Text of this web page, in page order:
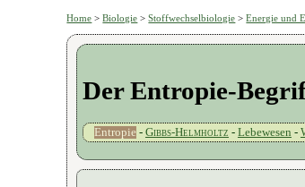
Home >Biologie >Stoffwechselbiologie >Energie und
Der Entropie-
Entropie - Gibbs-Helmholtz - Lebewesen -